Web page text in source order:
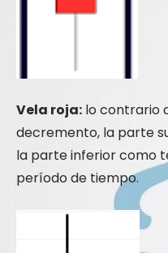
Vela roja: lo contrario
decremento, la parte
la parte inferior como
período de tiempo.